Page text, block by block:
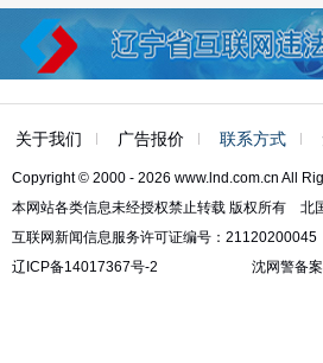
关于我们 广告报价 联系方式
Copyright © 2000 - 2026 www.lnd.com.cn All
本网站各类信息未经授权禁止转载 版权所有 北
互联网新闻信息服务许可证编号：21120200045
辽ICP备14017367号-2
沈网警备